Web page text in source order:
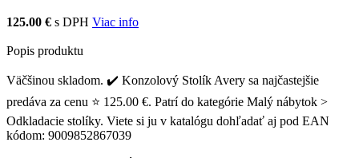
125.00 € s DPH Viac info
Popis produktu
Väčšinou skladom. ✔️ Konzolový Stolík Avery sa najčastejšie
predáva za cenu ⭐ 125.00 €. Patrí do kategórie Malý nábytok >
Odkladacie stolíky. Viete si ju v katalógu dohľadať aj pod EAN
kódom: 9009852867039